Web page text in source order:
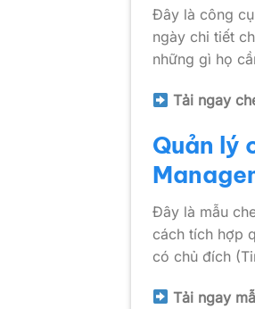
Đây là công
ngày chi tiết
những gì họ
Tải ngay
Quản lý
Đây là mẫu
cách tích hợp
có chủ đích
Tải ngay